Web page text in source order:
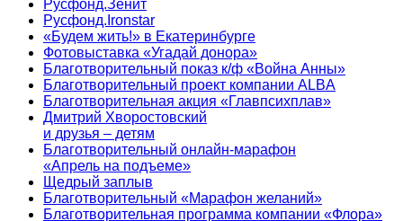
Русфонд.Зенит
Русфонд.Ironstar
«Будем жить!» в Екатеринбурге
Фотовыставка «Угадай донора»
Благотворительный показ к/ф «Война Анны»
Благотворительный проект компании ALBA
Благотворительная акция «Главпсихплав»
Дмитрий Хворостовский
и друзья – детям
Благотворительный онлайн‑марафон
«Апрель на подъеме»
Щедрый заплыв
Благотворительный «Марафон желаний»
Благотворительная программа компании «Флора»